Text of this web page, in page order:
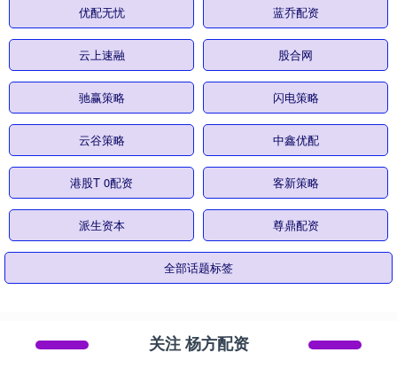
优配无忧 蓝乔配资
云上速融 股合网
驰赢策略 闪电策略
云谷策略 中鑫优配
港股T 0配资 客新策略
派生资本 尊鼎配资
全部话题标签
关注 杨方配资